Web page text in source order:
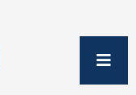
לתוכן